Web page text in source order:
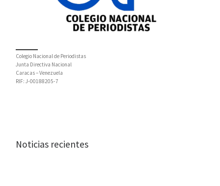
Colegio Nacional de Periodistas
Junta Directiva Nacional
Caracas – Venezuela
RIF: J-00188205-7
Noticias recientes